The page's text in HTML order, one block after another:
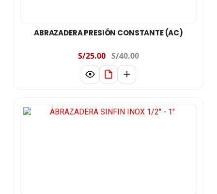
ABRAZADERA PRESIÓN CONSTANTE (AC)
S/25.00 S/40.00